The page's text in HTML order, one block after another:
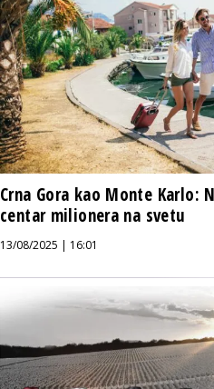
Crna Gora kao Monte Karlo:
centar milionera na svetu
13/08/2025 | 16:01